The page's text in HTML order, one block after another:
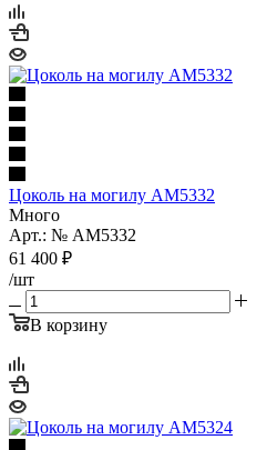
Цоколь на могилу AM5332
Много
Арт.: № AM5332
61 400 ₽
/шт
В корзину